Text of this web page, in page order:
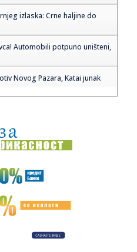
izlaska: Crne haljine do
Automobili potpuno uništeni,
Novog Pazara, Katai junak
Sise plesao po „Čika
u EU
mrtvih FOTO/VIDEO
mesečno: Evo koliko